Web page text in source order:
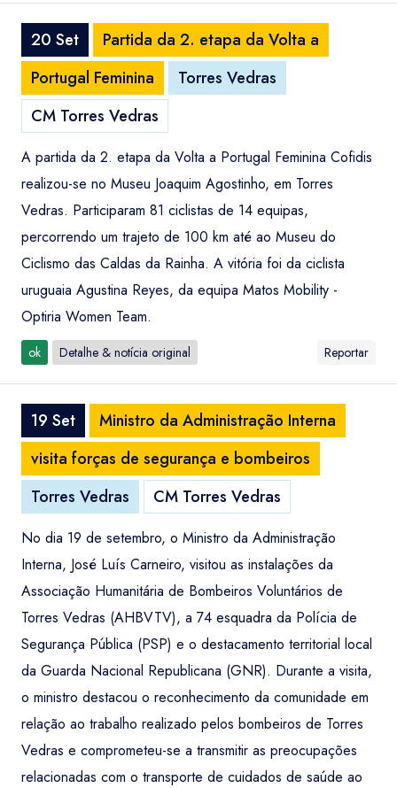
20 Set
Partida da 2. etapa da Volta a
Portugal Feminina
Torres Vedras
CM Torres Vedras
A partida da 2. etapa da Volta a Portugal Feminina Cofidis
realizou-se no Museu Joaquim Agostinho, em Torres
Vedras. Participaram 81 ciclistas de 14 equipas,
percorrendo um trajeto de 100 km até ao Museu do
Ciclismo das Caldas da Rainha. A vitória foi da ciclista
uruguaia Agustina Reyes, da equipa Matos Mobility -
Optiria Women Team.
ok Detalhe & notícia original Reportar
19 Set
Ministro da Administração Interna
visita forças de segurança e bombeiros
Torres Vedras
CM Torres Vedras
No dia 19 de setembro, o Ministro da Administração
Interna, José Luís Carneiro, visitou as instalações da
Associação Humanitária de Bombeiros Voluntários de
Torres Vedras (AHBVTV), a 74 esquadra da Polícia de
Segurança Pública (PSP) e o destacamento territorial local
da Guarda Nacional Republicana (GNR). Durante a visita,
o ministro destacou o reconhecimento da comunidade em
relação ao trabalho realizado pelos bombeiros de Torres
Vedras e comprometeu-se a transmitir as preocupações
relacionadas com o transporte de cuidados de saúde ao